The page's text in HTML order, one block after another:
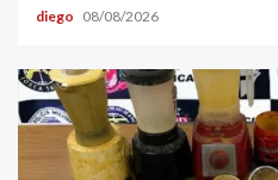
diego 08/08/2026